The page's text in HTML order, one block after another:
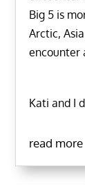
Big 5 is
Arctic,
encounter
Kati and I
read more